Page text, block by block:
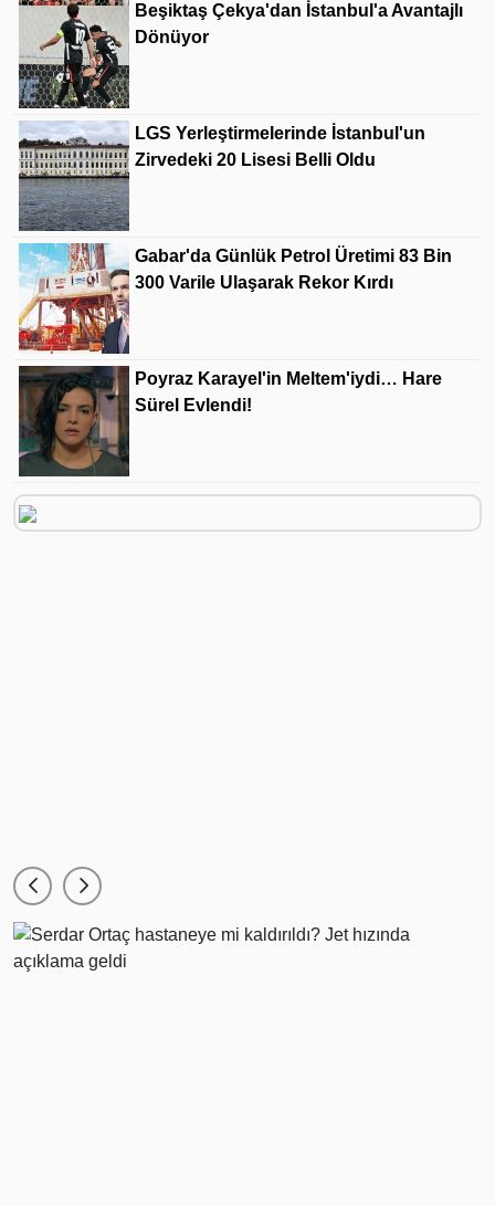
Beşiktaş Çekya'dan İstanbul'a Avantajlı
Dönüyor
LGS Yerleştirmelerinde İstanbul'un
Zirvedeki 20 Lisesi Belli Oldu
Gabar'da Günlük Petrol Üretimi 83 Bin
300 Varile Ulaşarak Rekor Kırdı
Poyraz Karayel'in Meltem'iydi… Hare
Sürel Evlendi!